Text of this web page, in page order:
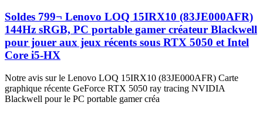
Soldes 799¬ Lenovo LOQ 15IRX10 (83JE000AFR)
144Hz sRGB, PC portable gamer créateur Blackwell
pour jouer aux jeux récents sous RTX 5050 et Intel
Core i5-HX
Notre avis sur le Lenovo LOQ 15IRX10 (83JE000AFR) Carte
graphique récente GeForce RTX 5050 ray tracing NVIDIA
Blackwell pour le PC portable gamer créa